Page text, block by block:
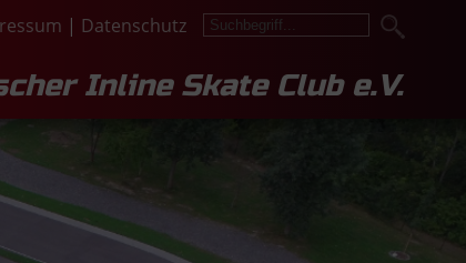
| Datenschutz
Inline Skate Club e.V.